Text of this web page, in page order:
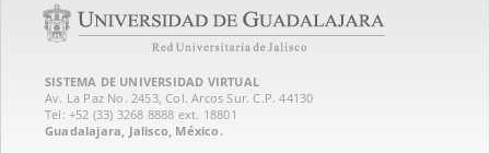
SISTEMA DE UNIVERSIDAD VIRTUAL
Av. La Paz No. 2453, Col. Arcos Sur. C.P. 44130
Tel: +52 (33) 3268 8888‏ ext. 18801
Guadalajara, Jalisco, México.